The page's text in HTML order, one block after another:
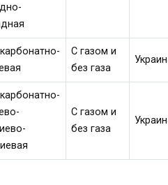
С газом и
без газа
С газом и
без газа